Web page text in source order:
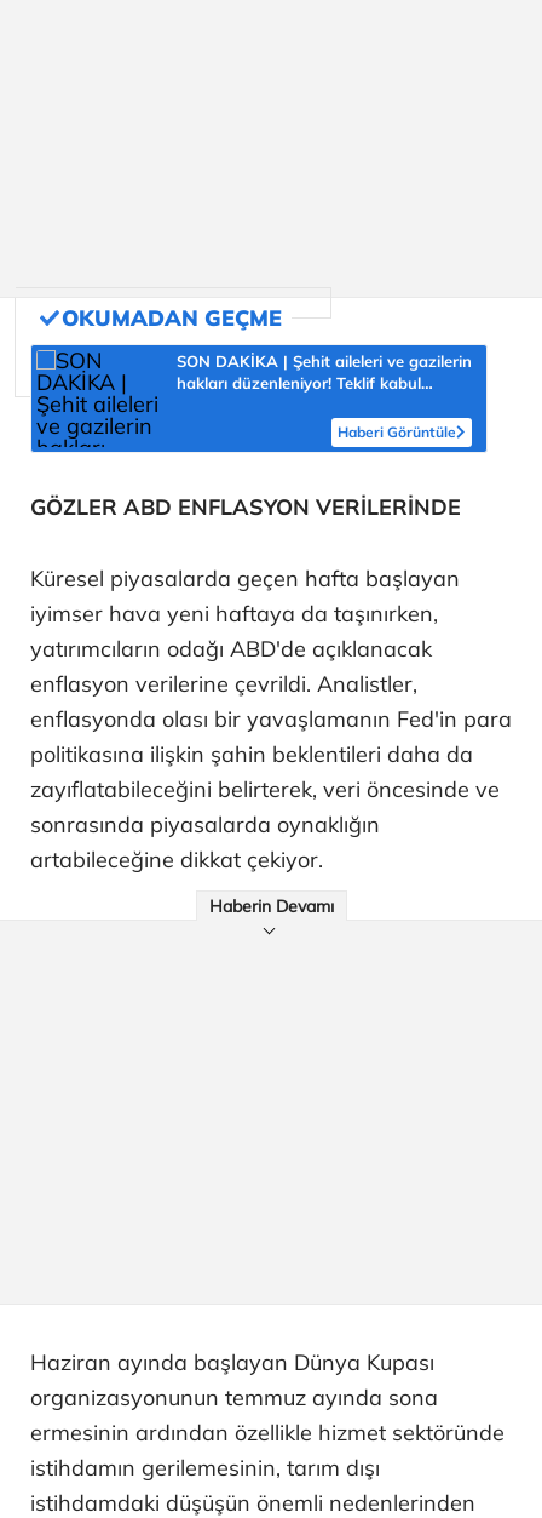
SON DAKİKA | Şehit aileleri ve gazilerin
hakları düzenleniyor! Teklif kabul
Haberi Görüntüle
GÖZLER ABD ENFLASYON VERİLERİNDE
Küresel piyasalarda geçen hafta başlayan
iyimser hava yeni haftaya da taşınırken,
yatırımcıların odağı ABD'de açıklanacak
enflasyon verilerine çevrildi. Analistler,
enflasyonda olası bir yavaşlamanın Fed'in para
politikasına ilişkin şahin beklentileri daha da
zayıflatabileceğini belirterek, veri öncesinde ve
sonrasında piyasalarda oynaklığın
artabileceğine dikkat çekiyor.
Haberin Devamı
Haziran ayında başlayan Dünya Kupası
organizasyonunun temmuz ayında sona
ermesinin ardından özellikle hizmet sektöründe
istihdamın gerilemesinin, tarım dışı
istihdamdaki düşüşün önemli nedenlerinden